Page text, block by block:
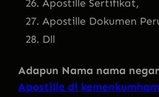
Apostille Sertifikat,
Apostille Dokumen
Dll
Adapun Nama nama
Apostille di kemenkumham